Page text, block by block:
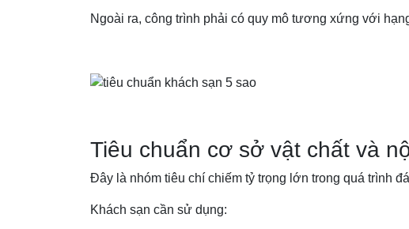
Ngoài ra, công trình phải có quy mô tương xứng với
Tiêu chuẩn cơ sở vật chất và
Đây là nhóm tiêu chí chiếm tỷ trọng lớn trong quá trình
Khách sạn cần sử dụng: